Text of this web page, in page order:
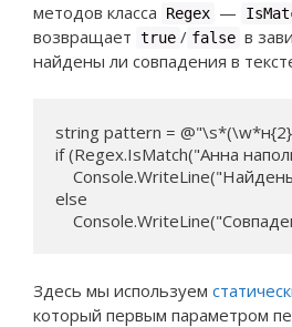
методов класса
Regex —
возвращает true / false в
найдены ли совпадения в
string pattern =
if (Regex.IsMatch("Анна
else
Здесь мы используем
который первым параметром